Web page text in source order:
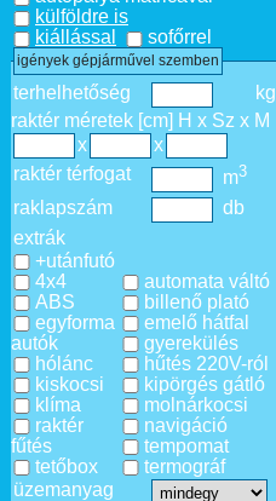
külföldre is
kiállással
sofőrrel
igények gépjárművel szemben
terhelhetőség
kg
raktér méretek [cm] H x Sz x M
x
x
raktér térfogat
m3
raklapszám
db
extrák
+utánfutó
4x4
ABS
egyforma
autók
hólánc
kiskocsi
klíma
raktér
fűtés
tetőbox
automata váltó
billenő plató
emelő hátfal
gyerekülés
hűtés 220V-ról
kipörgés gátló
molnárkocsi
navigáció
tempomat
termográf
üzemanyag